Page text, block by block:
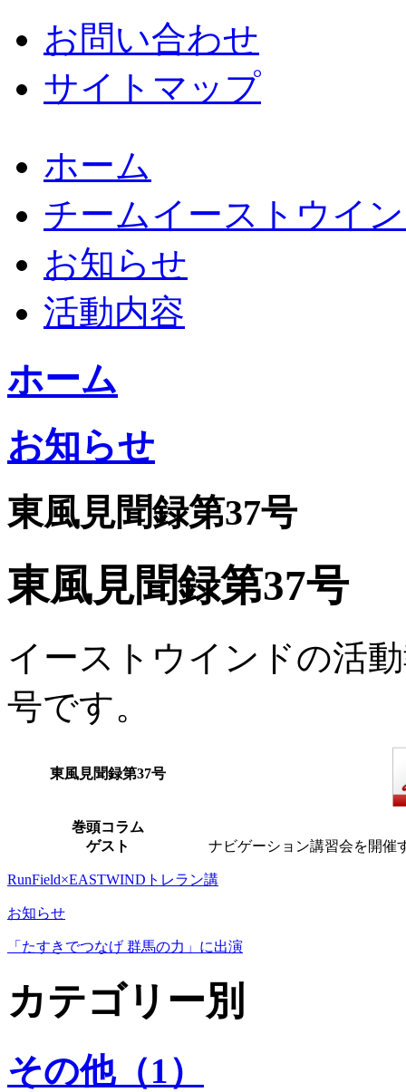
お問い合わせ
サイトマップ
ホーム
チームイーストウイ
お知らせ
活動内容
ホーム
お知らせ
東風見聞録第37号
東風見聞録第37号
イーストウインドの活
号です。
東風見聞録第37号
巻頭コラム
ゲスト
ナビゲーション講習会を開催
RunField×EASTWINDトレラン講
お知らせ
「たすきでつなげ 群馬の力」に出演
カテゴリー別
その他（1）